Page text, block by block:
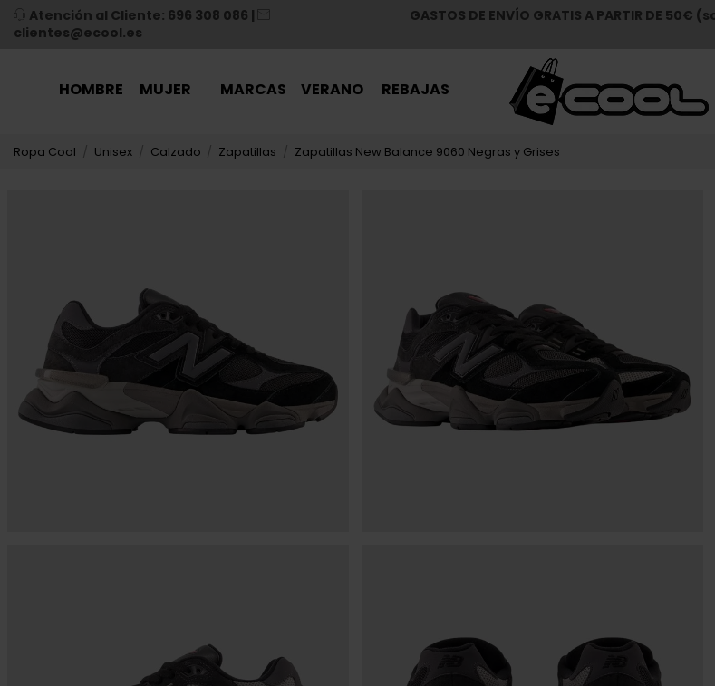
Atención al Cliente: 696 308 086 |
clientes@ecool.es
GASTOS DE ENVÍO GRATIS A PARTIR DE 50€
HOMBRE MUJER MARCAS VERANO REBAJAS
Ropa Cool Unisex Calzado Zapatillas Zapatillas New Balance 9060 Negras y Grises